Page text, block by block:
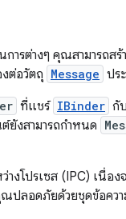
รต่างๆ คุณสามารถส
ต่อวัตถุ Message ปร
ที่แชร์ IBinder กั
ยังสามารถกำหนด
างโปรเซส (IPC) เนื่อง
ปลอดภัยด้วยชุดข้อควา